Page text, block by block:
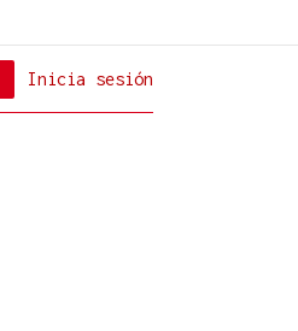
Inicia sesión